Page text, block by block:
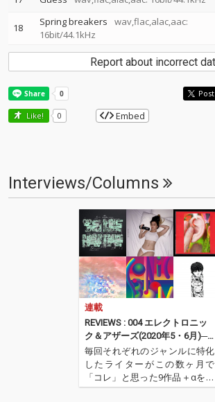
18 Spring breakers
wav,flac,alac,aac:
16bit/44.1kHz
Report about incorrect
Post
Like! 0 Embed
Interviews/Columns
連載
REVIEWS : 004 エレクトロニッ
ク＆アザーズ(2020年5・6月)──
八木皓平
毎回それぞれのジャンルに特化
したライターがこの数ヶ月で
「コレ」と思った9作品＋αを紹
介するコーナー。今回はエレク